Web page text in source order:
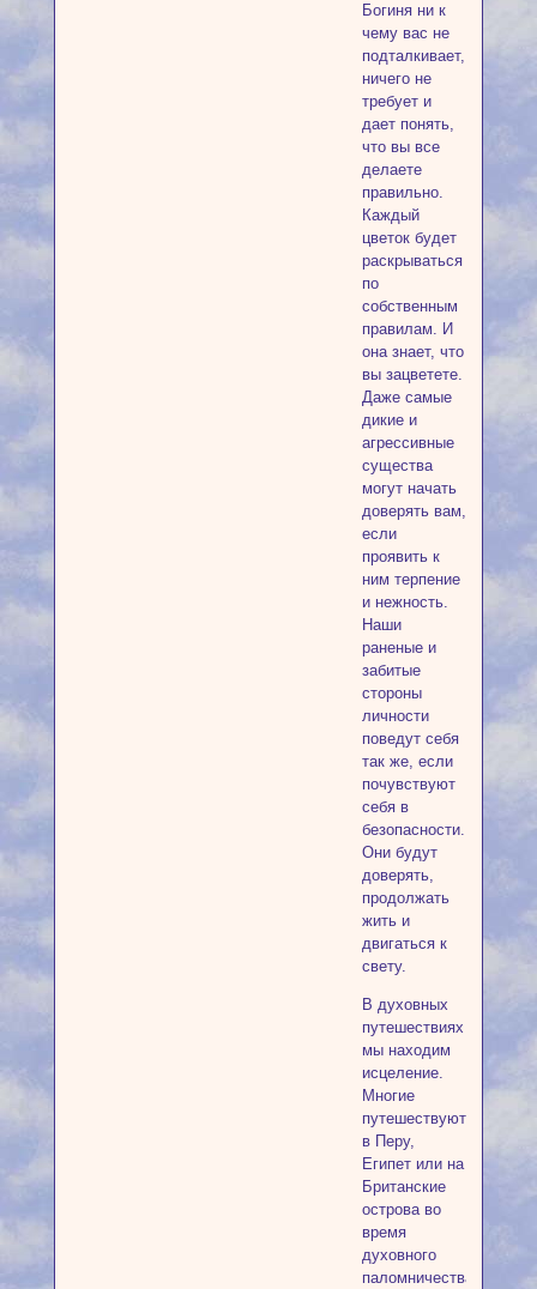
Богиня ни к
чему вас не
подталкивает,
ничего не
требует и
дает понять,
что вы все
делаете
правильно.
Каждый
цветок будет
раскрываться
по
собственным
правилам. И
она знает, что
вы зацветете.
Даже самые
дикие и
агрессивные
существа
могут начать
доверять вам,
если
проявить к
ним терпение
и нежность.
Наши
раненые и
забитые
стороны
личности
поведут себя
так же, если
почувствуют
себя в
безопасности.
Они будут
доверять,
продолжать
жить и
двигаться к
свету.
В духовных
путешествиях
мы находим
исцеление.
Многие
путешествуют
в Перу,
Египет или на
Британские
острова во
время
духовного
паломничества.